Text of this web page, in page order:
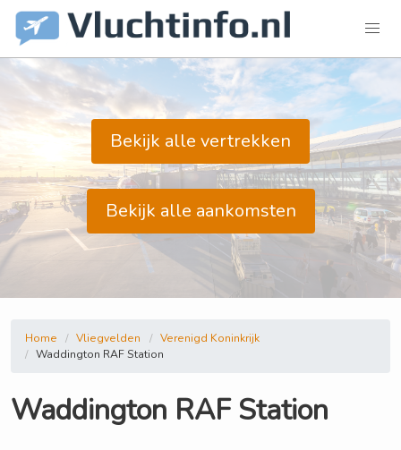
Bekijk alle vertrekken
Bekijk alle aankomsten
Home Vliegvelden
Verenigd Koninkrijk
Waddington RAF Station
Waddington RAF Station